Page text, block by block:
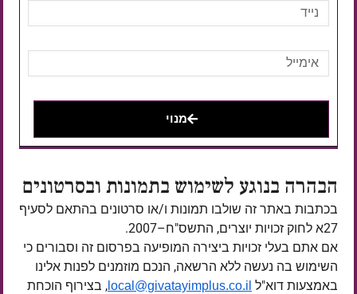
מנוי
הבהרה בנוגע לשימוש בתמונות ובסרטונים
בכתבות באתר זה שולבו תמונות ו/או סרטונים בהתאם לסעיף
27א לחוק זכויות יוצרים, התשס"ח–2007.
אם אתם בעלי זכויות ביצירה המופיעה בפרסום זה וסבורים כי
השימוש בה נעשה ללא הרשאה, הנכם מוזמנים לפנות אלינו
באמצעות דוא"ל local@givatayimplus.co.il , בצירוף הוכחת